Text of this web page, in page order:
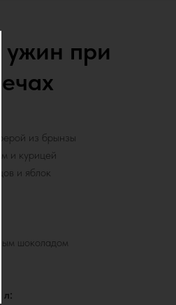
ужин при
из брынзы
и курицей
и яблок
шоколадом
л: